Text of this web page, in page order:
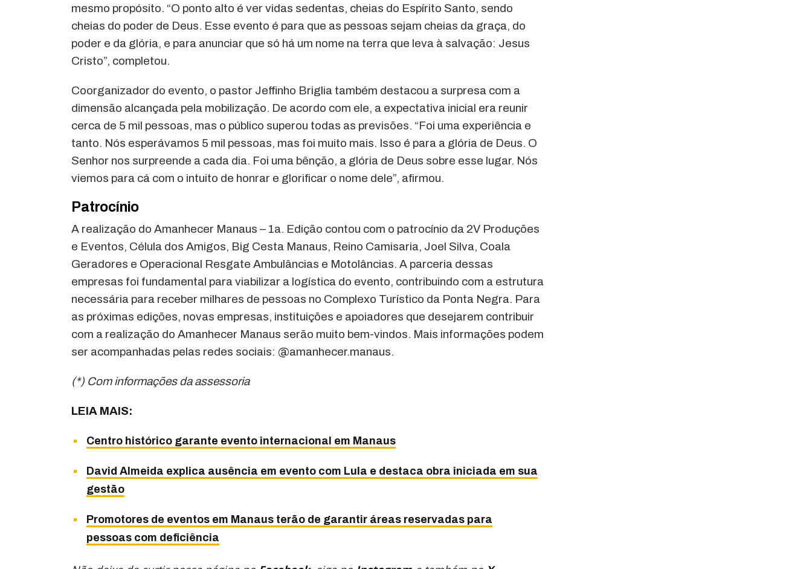
mesmo propósito. “O ponto alto é ver vidas sedentas, cheias do Espírito Santo, sendo
cheias do poder de Deus. Esse evento é para que as pessoas sejam cheias da graça, do
poder e da glória, e para anunciar que só há um nome na terra que leva à salvação: Jesus
Cristo”, completou.
Coor­ganizador do evento, o pastor Jeffinho Briglia também destacou a surpresa com a
dimensão alcançada pela mobilização. De acordo com ele, a expectativa inicial era reunir
cerca de 5 mil pessoas, mas o público superou todas as previsões. “Foi uma experiência e
tanto. Nós esperávamos 5 mil pessoas, mas foi muito mais. Isso é para a glória de Deus. O
Senhor nos surpreende a cada dia. Foi uma bênção, a glória de Deus sobre esse lugar. Nós
viemos para cá com o intuito de honrar e glorificar o nome dele”, afirmou.
Patrocínio
A realização do Amanhecer Manaus – 1a. Edição contou com o patrocínio da 2V Produções
e Eventos, Célula dos Amigos, Big Cesta Manaus, Reino Camisaria, Joel Silva, Coala
Geradores e Operacional Resgate Ambulâncias e Motolâncias. A parceria dessas
empresas foi fundamental para viabilizar a logística do evento, contribuindo com a estrutura
necessária para receber milhares de pessoas no Complexo Turístico da Ponta Negra. Para
as próximas edições, novas empresas, instituições e apoiadores que desejarem contribuir
com a realização do Amanhecer Manaus serão muito bem-vindos. Mais informações podem
ser acompanhadas pelas redes sociais: @amanhecer.manaus.
(*) Com informações da assessoria
LEIA MAIS:
Centro histórico garante evento internacional em Manaus
David Almeida explica ausência em evento com Lula e destaca obra iniciada em sua
gestão
Promotores de eventos em Manaus terão de garantir áreas reservadas para
pessoas com deficiência